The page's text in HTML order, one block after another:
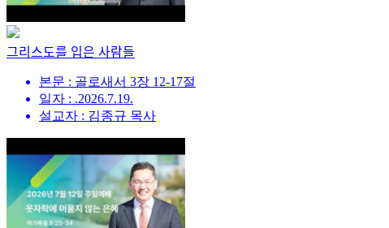
그리스도를 입은 사람들
본문 : 골로새서 3장 12-17절
일자 : .2026.7.19.
설교자 : 김종규 목사